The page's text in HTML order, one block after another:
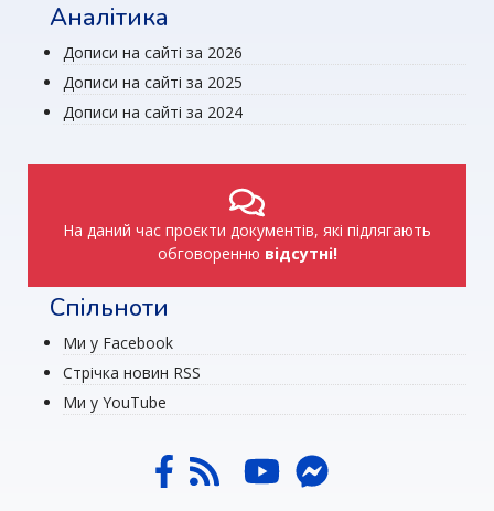
Аналітика
Дописи на сайті за 2026
Дописи на сайті за 2025
Дописи на сайті за 2024
На даний час проєкти документів, які підлягають
обговоренню відсутні!
Спільноти
Ми у Facebook
Стрічка новин RSS
Ми у YouTube